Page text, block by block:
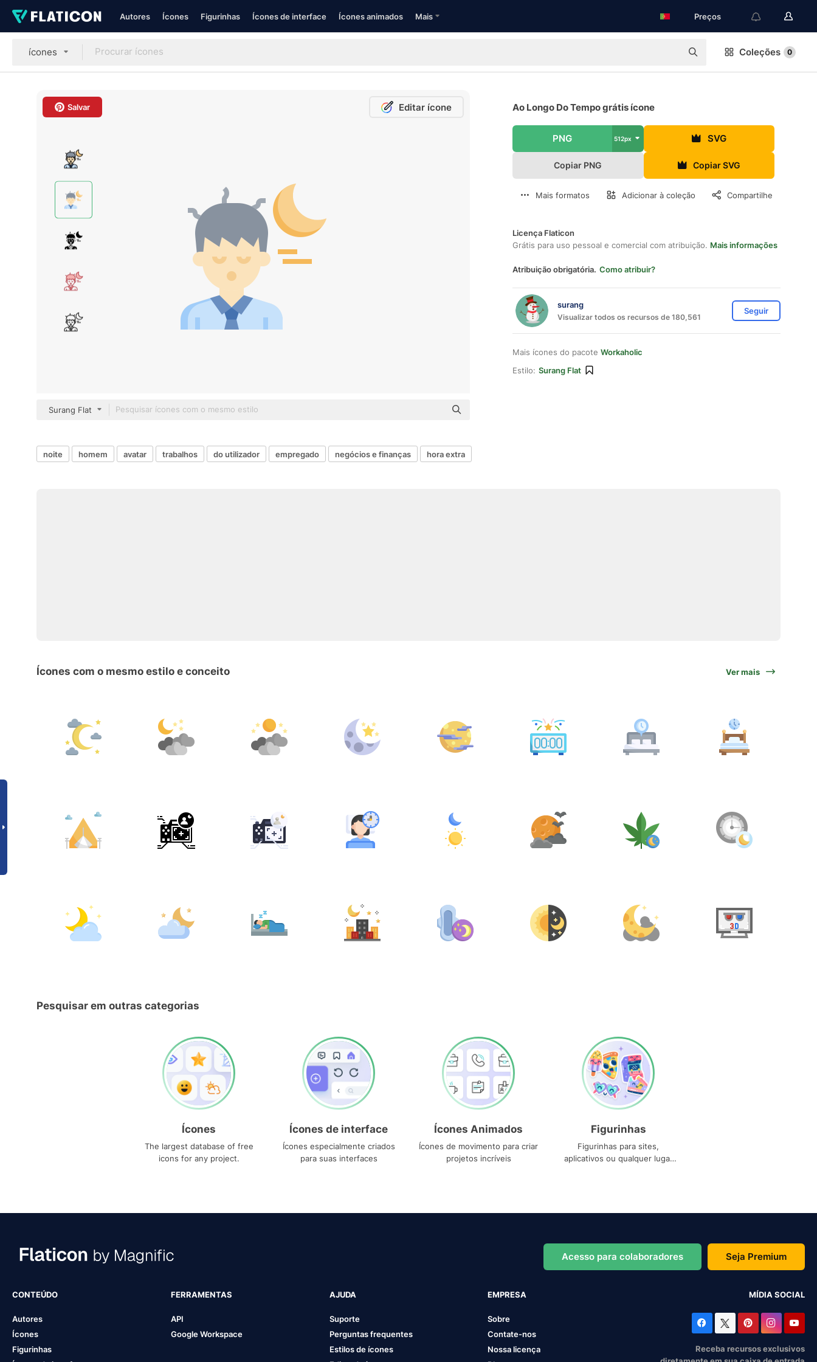
Autores Ícones Figurinhas Ícones de interface Ícones animados Mais Preços
ícones Coleções 0
Salvar Editar ícone
Surang Flat
Ao Longo Do Tempo grátis ícone
PNG 512px SVG
Copiar PNG Copiar SVG
Mais formatos Adicionar à coleção Compartilhe
Licença Flaticon
Grátis para uso pessoal e comercial com atribuição. Mais informações
Atribuição obrigatória. Como atribuir?
surang
Visualizar todos os recursos de 180,561
Seguir
Mais ícones do pacote Workaholic
Estilo: Surang Flat
noite homem avatar trabalhos do utilizador empregado negócios e finanças hora extra
Ícones com o mesmo estilo e conceito Ver mais
Pesquisar em outras categorias
Ícones
The largest database of free
icons for any project.
Ícones de interface
Ícones especialmente criados
para suas interfaces
Ícones Animados
Ícones de movimento para criar
projetos incríveis
Figurinhas
Figurinhas para sites,
aplicativos ou qualquer lugar
Acesso para colaboradores Seja Premium
CONTEÚDO
Autores
Ícones
Figurinhas
FERRAMENTAS
API
Google Workspace
AJUDA
Suporte
Perguntas frequentes
Estilos de ícones
EMPRESA
Sobre
Contate-nos
Nossa licença
MÍDIA SOCIAL
Receba recursos exclusivos